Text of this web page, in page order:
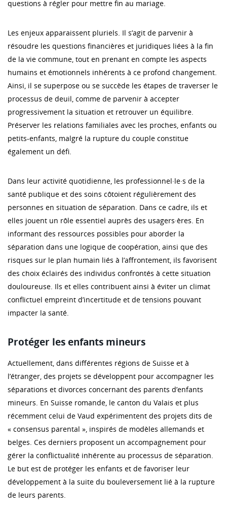
questions à régler pour mettre fin au mariage.
Les enjeux apparaissent pluriels. Il s’agit de parvenir à
résoudre les questions financières et juridiques liées à la fin
de la vie commune, tout en prenant en compte les aspects
humains et émotionnels inhérents à ce profond changement.
Ainsi, il se superpose ou se succède les étapes de traverser le
processus de deuil, comme de parvenir à accepter
progressivement la situation et retrouver un équilibre.
Préserver les relations familiales avec les proches, enfants ou
petits-enfants, malgré la rupture du couple constitue
également un défi.
Dans leur activité quotidienne, les professionnel·le·s de la
santé publique et des soins côtoient régulièrement des
personnes en situation de séparation. Dans ce cadre, ils et
elles jouent un rôle essentiel auprès des usagers·ères. En
informant des ressources possibles pour aborder la
séparation dans une logique de coopération, ainsi que des
risques sur le plan humain liés à l’affrontement, ils favorisent
des choix éclairés des individus confrontés à cette situation
douloureuse. Ils et elles contribuent ainsi à éviter un climat
conflictuel empreint d’incertitude et de tensions pouvant
impacter la santé.
Protéger les enfants mineurs
Actuellement, dans différentes régions de Suisse et à
l’étranger, des projets se développent pour accompagner les
séparations et divorces concernant des parents d’enfants
mineurs. En Suisse romande, le canton du Valais et plus
récemment celui de Vaud expérimentent des projets dits de
« consensus parental », inspirés de modèles allemands et
belges. Ces derniers proposent un accompagnement pour
gérer la conflictualité inhérente au processus de séparation.
Le but est de protéger les enfants et de favoriser leur
développement à la suite du bouleversement lié à la rupture
de leurs parents.